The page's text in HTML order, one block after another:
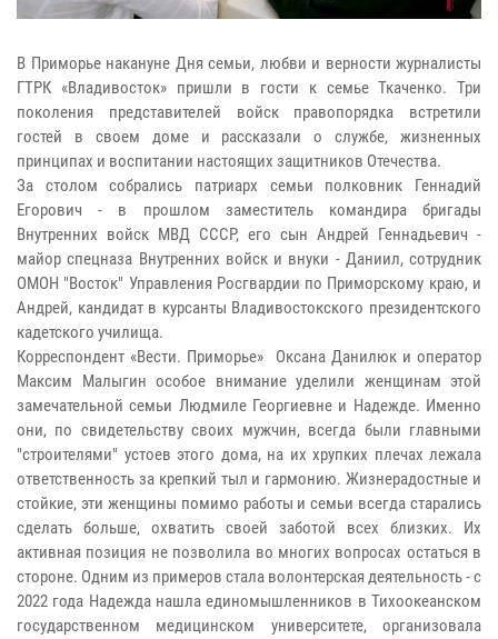
В Приморье накануне Дня семьи, любви и верности журналисты
ГТРК «Владивосток» пришли в гости к семье Ткаченко. Три
поколения представителей войск правопорядка встретили
гостей в своем доме и рассказали о службе, жизненных
принципах и воспитании настоящих защитников Отечества.
За столом собрались патриарх семьи полковник Геннадий
Егорович - в прошлом заместитель командира бригады
Внутренних войск МВД СССР, его сын Андрей Геннадьевич -
майор спецназа Внутренних войск и внуки - Даниил, сотрудник
ОМОН "Восток" Управления Росгвардии по Приморскому краю, и
Андрей, кандидат в курсанты Владивостокского президентского
кадетского училища.
Корреспондент «Вести. Приморье» Оксана Данилюк и оператор
Максим Малыгин особое внимание уделили женщинам этой
замечательной семьи Людмиле Георгиевне и Надежде. Именно
они, по свидетельству своих мужчин, всегда были главными
"строителями" устоев этого дома, на их хрупких плечах лежала
ответственность за крепкий тыл и гармонию. Жизнерадостные и
стойкие, эти женщины помимо работы и семьи всегда старались
сделать больше, охватить своей заботой всех близких. Их
активная позиция не позволила во многих вопросах остаться в
стороне. Одним из примеров стала волонтерская деятельность - с
2022 года Надежда нашла единомышленников в Тихоокеанском
государственном медицинском университете, организовала